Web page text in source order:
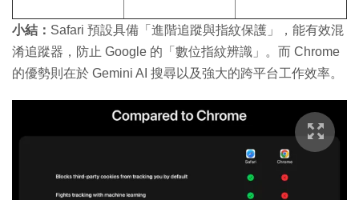
小結： Safari 預設具備「進階追蹤與指紋保護」，能有效混
淆追蹤器，防止 Google 的「數位指紋辨識」。而 Chrome
的優勢則在於 Gemini AI 搜尋以及強大的跨平台工作效率。